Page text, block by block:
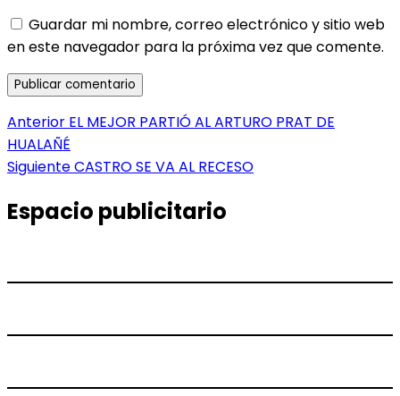
Guardar mi nombre, correo electrónico y sitio web
en este navegador para la próxima vez que comente.
Navegación
de
Anterior Entrada
anterior:
EL MEJOR PARTIÓ AL ARTURO PRAT DE
HUALAÑÉ
SiguienteEntrada
CASTRO SE VA AL RECESO
Espacio publicitario